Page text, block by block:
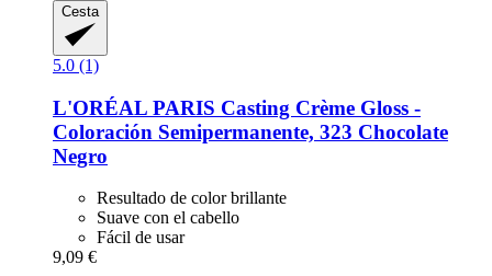
Cesta
5.0 (1)
L'ORÉAL PARIS Casting Crème Gloss -​
Coloración Semipermanente, 323 Chocolate
Negro
Resultado de color brillante
Suave con el cabello
Fácil de usar
9,09 €